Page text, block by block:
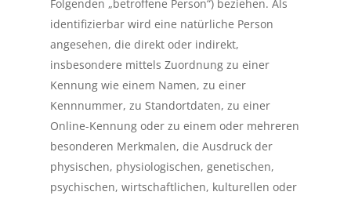
Folgenden „betroffene Person“) beziehen. Als
identifizierbar wird eine natürliche Person
angesehen, die direkt oder indirekt,
insbesondere mittels Zuordnung zu einer
Kennung wie einem Namen, zu einer
Kennnummer, zu Standortdaten, zu einer
Online-Kennung oder zu einem oder mehreren
besonderen Merkmalen, die Ausdruck der
physischen, physiologischen, genetischen,
psychischen, wirtschaftlichen, kulturellen oder